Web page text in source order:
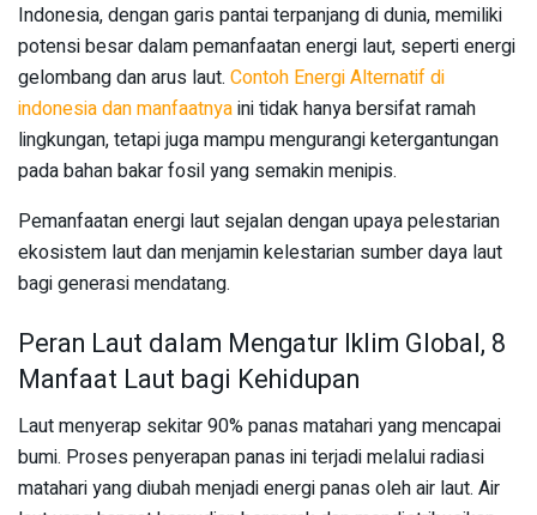
Indonesia, dengan garis pantai terpanjang di dunia, memiliki
potensi besar dalam pemanfaatan energi laut, seperti energi
gelombang dan arus laut. Contoh Energi Alternatif di
indonesia dan manfaatnyaini tidak hanya bersifat ramah
lingkungan, tetapi juga mampu mengurangi ketergantungan
pada bahan bakar fosil yang semakin menipis.
Pemanfaatan energi laut sejalan dengan upaya pelestarian
ekosistem laut dan menjamin kelestarian sumber daya laut
bagi generasi mendatang.
Peran Laut dalam Mengatur Iklim Global, 8
Manfaat Laut bagi Kehidupan
Laut menyerap sekitar 90% panas matahari yang mencapai
bumi. Proses penyerapan panas ini terjadi melalui radiasi
matahari yang diubah menjadi energi panas oleh air laut. Air